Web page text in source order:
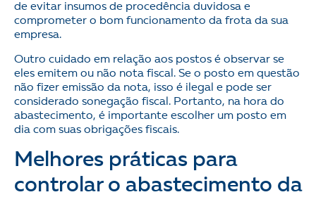
de evitar insumos de procedência duvidosa e
comprometer o bom funcionamento da frota da sua
empresa.
Outro cuidado em relação aos postos é observar se
eles emitem ou não nota fiscal. Se o posto em questão
não fizer emissão da nota, isso é ilegal e pode ser
considerado sonegação fiscal. Portanto, na hora do
abastecimento, é importante escolher um posto em
dia com suas obrigações fiscais.
Melhores práticas para
controlar o abastecimento da